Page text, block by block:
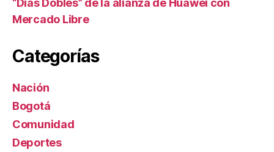
“Días Dobles” de la alianza de Huawei con
Mercado Libre
Categorías
Nación
Bogotá
Comunidad
Deportes